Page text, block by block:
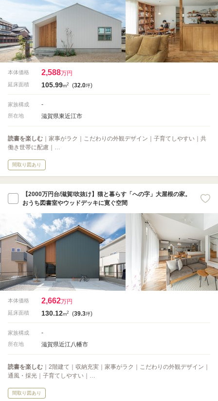
本体価格 2,588万円
延床面積 105.99m2 (32.0坪)
家族構成 -
所在地 滋賀県東近江市
読書を楽しむ ｜家事がラク｜こだわりの外観デザイン｜子育てしやすい｜共
働き世帯に配慮｜…
間取り図あり
【2000万円台/滋賀/吹抜け】猫と暮らす「への字」大屋根の家。
おうち図書室やウッドデッキに寛ぐ空間
本体価格 2,662万円
延床面積 130.12m2 (39.3坪)
家族構成 -
所在地 滋賀県近江八幡市
読書を楽しむ ｜2階建て｜収納充実｜家事がラク｜こだわりの外観デザイン｜
通風・採光｜子育てしやすい｜…
間取り図あり